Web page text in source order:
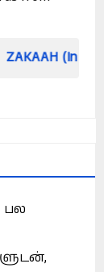
of Qur an
பல